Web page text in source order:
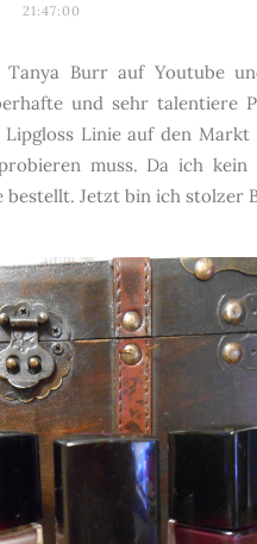
21:47:00
Burr auf Youtube
und sehr talentiere
Lipgloss Linie auf den
muss. Da ich
Jetzt bin ich stolzer